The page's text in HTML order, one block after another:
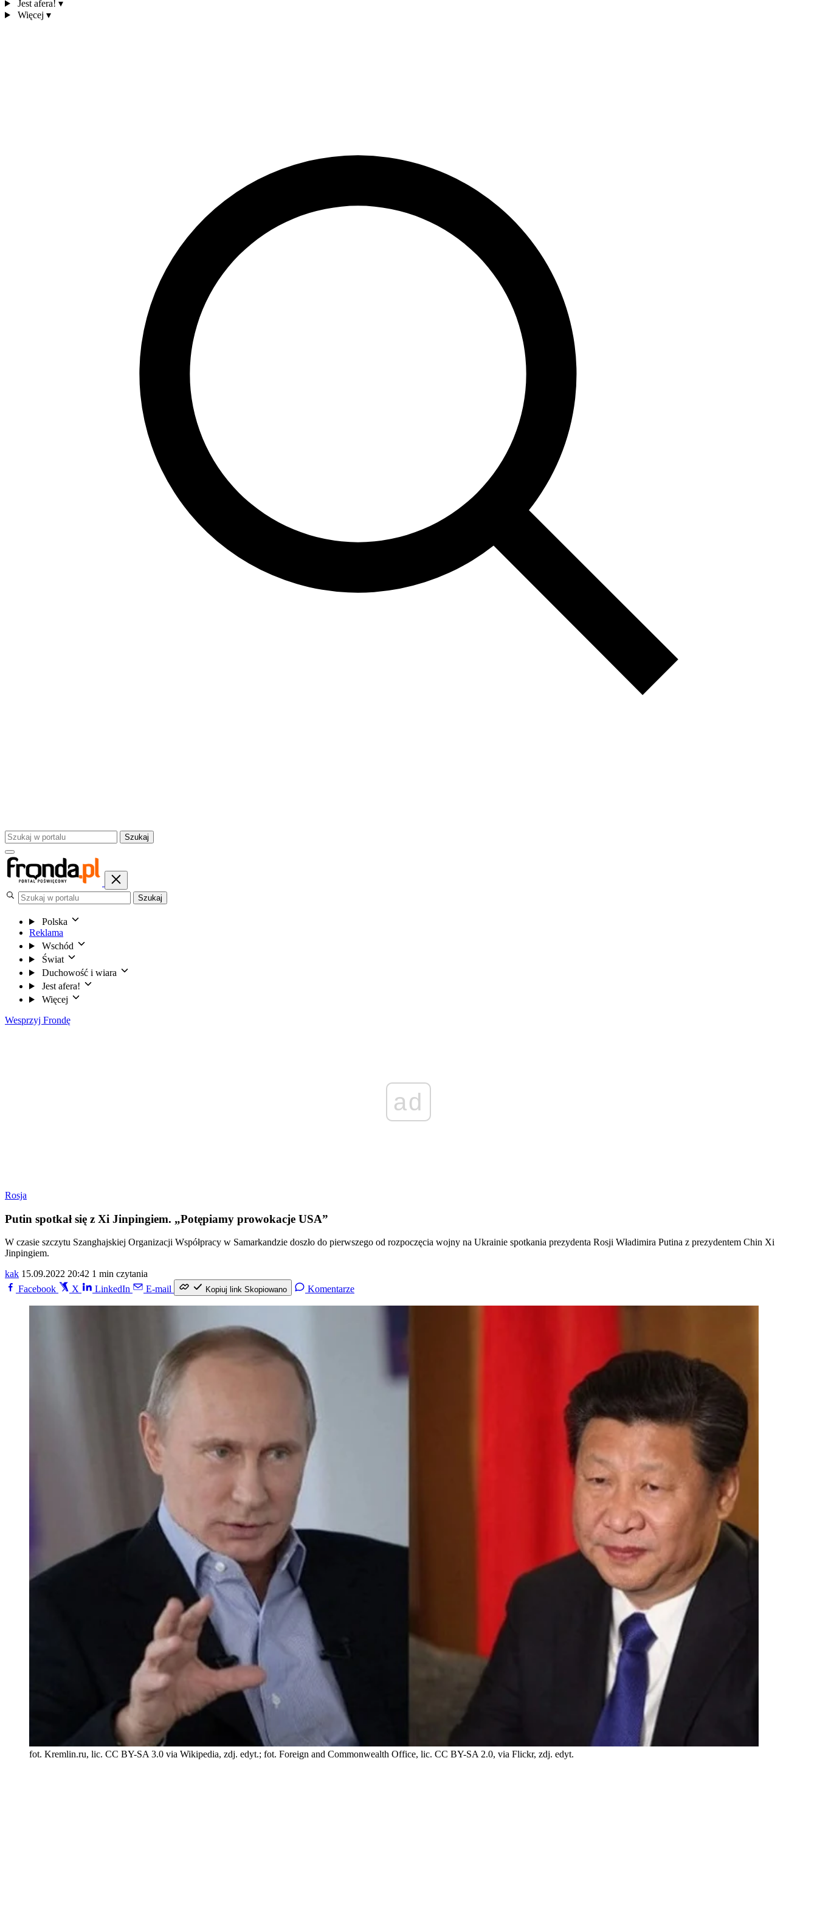
Jest afera! ▾
Więcej ▾
Szukaj
Szukaj
Polska
Reklama
Wschód
Świat
Duchowość i wiara
Jest afera!
Więcej
Wesprzyj Frondę
ad
Rosja
Putin spotkał się z Xi Jinpingiem. „Potępiamy prowokacje USA”
W czasie szczytu Szanghajskiej Organizacji Współpracy w Samarkandzie doszło do pierwszego od rozpoczęcia wojny na Ukrainie spotkania prezydenta Rosji Władimira Putina z prezydentem Chin Xi
Jinpingiem.
kak 15.09.2022 20:42 1 min czytania
Facebook
X LinkedIn E-mail Kopiuj link Skopiowano Komentarze
fot. Kremlin.ru, lic. CC BY-SA 3.0 via Wikipedia, zdj. edyt.; fot. Foreign and Commonwealth Office, lic. CC BY-SA 2.0, via Flickr, zdj. edyt.